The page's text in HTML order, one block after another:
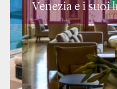
Venezia e i suoi